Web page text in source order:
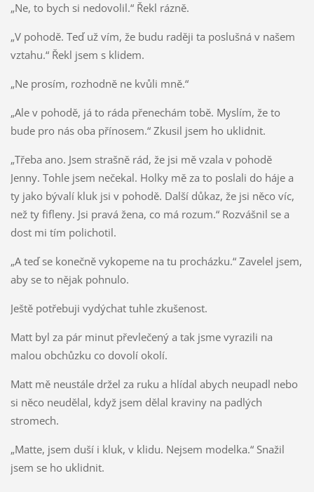
„Ne, to bych si nedovolil.“ Řekl rázně.
„V pohodě. Teď už vím, že budu raději ta poslušná v našem
vztahu.“ Řekl jsem s klidem.
„Ne prosím, rozhodně ne kvůli mně.“
„Ale v pohodě, já to ráda přenechám tobě. Myslím, že to
bude pro nás oba přínosem.“ Zkusil jsem ho uklidnit.
„Třeba ano. Jsem strašně rád, že jsi mě vzala v pohodě
Jenny. Tohle jsem nečekal. Holky mě za to poslali do háje a
ty jako bývalí kluk jsi v pohodě. Další důkaz, že jsi něco víc,
než ty fifleny. Jsi pravá žena, co má rozum.“ Rozvášnil se a
dost mi tím polichotil.
„A teď se konečně vykopeme na tu procházku.“ Zavelel jsem,
aby se to nějak pohnulo.
Ještě potřebuji vydýchat tuhle zkušenost.
Matt byl za pár minut převlečený a tak jsme vyrazili na
malou obchůzku co dovolí okolí.
Matt mě neustále držel za ruku a hlídal abych neupadl nebo
si něco neudělal, když jsem dělal kraviny na padlých
stromech.
„Matte, jsem duší i kluk, v klidu. Nejsem modelka.“ Snažil
jsem se ho uklidnit.